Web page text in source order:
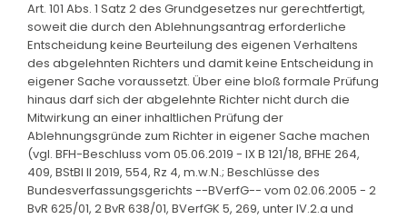
Art. 101 Abs. 1 Satz 2 des Grundgesetzes nur gerechtfertigt,
soweit die durch den Ablehnungsantrag erforderliche
Entscheidung keine Beurteilung des eigenen Verhaltens
des abgelehnten Richters und damit keine Entscheidung in
eigener Sache voraussetzt. Über eine bloß formale Prüfung
hinaus darf sich der abgelehnte Richter nicht durch die
Mitwirkung an einer inhaltlichen Prüfung der
Ablehnungsgründe zum Richter in eigener Sache machen
(vgl. BFH-Beschluss vom 05.06.2019 - IX B 121/18, BFHE 264,
409, BStBl II 2019, 554, Rz 4, m.w.N.; Beschlüsse des
Bundesverfassungsgerichts --BVerfG-- vom 02.06.2005 - 2
BvR 625/01, 2 BvR 638/01, BVerfGK 5, 269, unter IV.2.a und